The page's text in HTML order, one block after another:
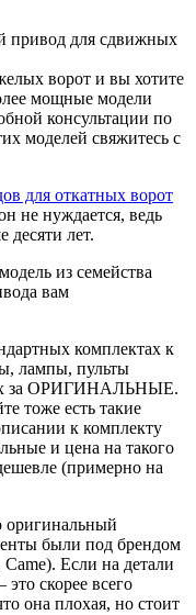
привод для сдвижных
ворот и вы хотите
мощные модели
консультации по
моделей свяжитесь с
для откатных ворот
не нуждается, ведь
десяти лет.
из семейства
вам
комплектах к
лампы, пульты
их за ОРИГИНАЛЬНЫЕ.
тоже есть такие
к комплекту
и цена на такого
(примерно на
оригинальный
были под брендом
Если на детали
скорее всего
она плохая, но стоит